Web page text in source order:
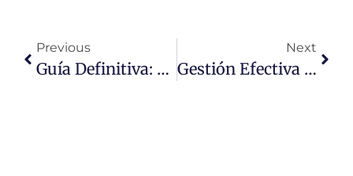
Previous
Guía Definitiva: Cuidado Óptimo Para Mascotas Felices Y Saludables
Next
Gestión Efectiva De Parásitos: Estrategias Innovadoras Para Un Control Óptimo